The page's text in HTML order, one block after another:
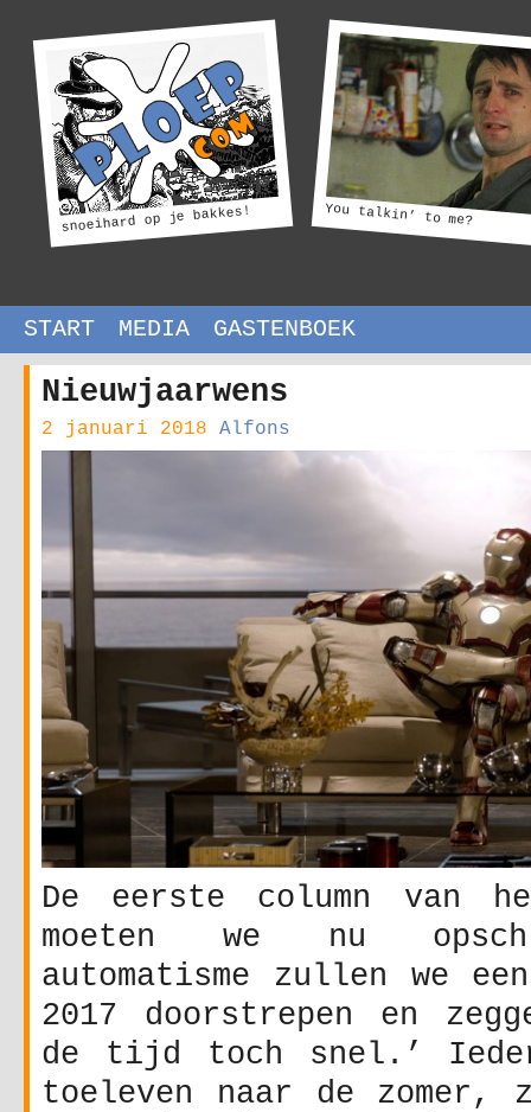
snoeihard op je bakkes! You talkin’ to me?
START MEDIA GASTENBOEK
Nieuwjaarwens
2 januari 2018 Alfons
De eerste column van
moeten we nu
automatisme zullen we
2017 doorstrepen en
de tijd toch snel.’
toeleven naar de zomer,